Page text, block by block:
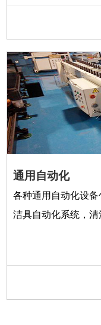
通用自动化
各种通用自动化设备
洁具自动化系统，